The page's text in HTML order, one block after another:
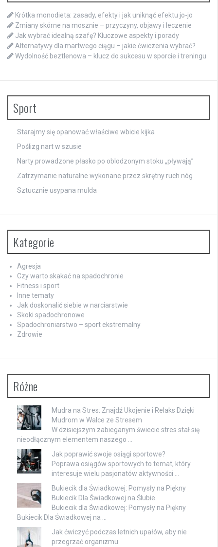
Krótka monodieta: zasady, efekty i jak uniknąć efektu jo-jo
Zmiany skórne na mosznie – przyczyny, objawy i leczenie
Jak wybrać idealną szafę? Kluczowe aspekty i porady
Alternatywy dla martwego ciągu – jakie ćwiczenia wybrać?
Wydolność beztlenowa – klucz do sukcesu w sporcie i treningu
Sport
Starajmy się opanować właściwe wbicie kijka
Poślizg nart w szusie
Narty prowadzone płasko po oblodzonym stoku „pływają”
Zatrzymanie naturalne wykonane przez skrętny ruch nóg
Sztucznie usypana mulda
Kategorie
Agresja
Czy warto skakać na spadochronie
Fitness i sport
Inne tematy
Jak doskonalić siebie w narciarstwie
Skoki spadochronowe
Spadochroniarstwo – sport ekstremalny
Zdrowie
Różne
Mudra na Stres: Znajdź Ukojenie i Relaks Dzięki
Mudrom w Walce ze Stresem
W dzisiejszym zabieganym świecie stres stał się
nieodłącznym elementem naszego …
Jak poprawić swoje osiągi sportowe?
Poprawa osiągów sportowych to temat, który
interesuje wielu pasjonatów aktywności …
Bukiecik dla Świadkowej: Pomysły na Piękny
Bukiecik Dla Świadkowej na Ślubie
Bukiecik dla Świadkowej: Pomysły na Piękny
Bukiecik Dla Świadkowej na …
Jak ćwiczyć podczas letnich upałów, aby nie
przegrzać organizmu